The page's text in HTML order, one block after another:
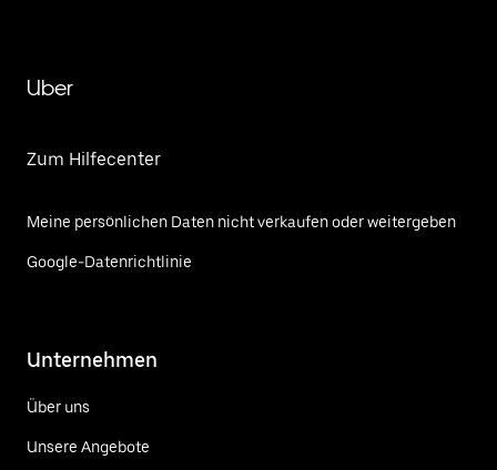
Uber
Zum Hilfecenter
Meine persönlichen Daten nicht verkaufen oder weitergeben
Google-Datenrichtlinie
Unternehmen
Über uns
Unsere Angebote